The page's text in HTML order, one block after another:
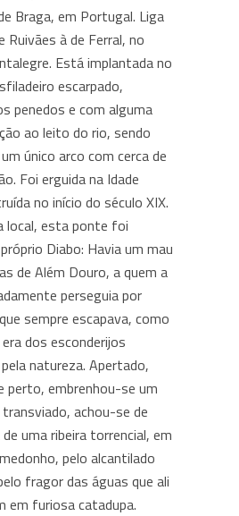
Braga, em Portugal. Liga
Ruivães à de Ferral, no
Está implantada no
escarpado,
penedos e com alguma
ao leito do rio, sendo
único arco com cerca de
Foi erguida na Idade
no início do século XIX.
local, esta ponte foi
Diabo: Havia um mau
de Além Douro, a quem a
perseguia por
sempre escapava, como
dos esconderijos
natureza. Apertado,
perto, embrenhou-se um
achou-se de
uma ribeira torrencial, em
pelo alcantilado
fragor das águas que ali
em furiosa catadupa.